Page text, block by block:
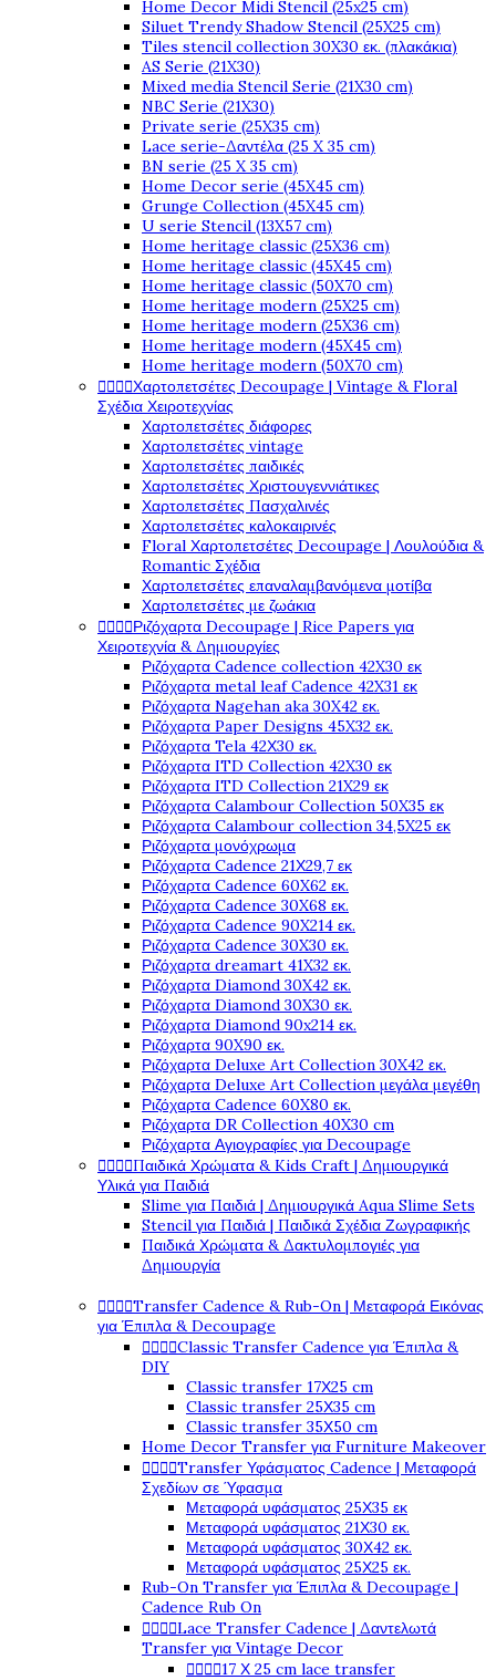
Home Decor Midi Stencil (25x25 cm)
Siluet Trendy Shadow Stencil (25X25 cm)
Tiles stencil collection 30X30 εκ. (πλακάκια)
AS Serie (21X30)
Mixed media Stencil Serie (21X30 cm)
NBC Serie (21X30)
Private serie (25X35 cm)
Lace serie-Δαντέλα (25 X 35 cm)
BN serie (25 X 35 cm)
Home Decor serie (45X45 cm)
Grunge Collection (45X45 cm)
U serie Stencil (13X57 cm)
Home heritage classic (25X36 cm)
Home heritage classic (45X45 cm)
Home heritage classic (50X70 cm)
Home heritage modern (25X25 cm)
Home heritage modern (25X36 cm)
Home heritage modern (45X45 cm)
Home heritage modern (50X70 cm)
Χαρτοπετσέτες Decoupage | Vintage & Floral
Σχέδια Χειροτεχνίας
Χαρτοπετσέτες διάφορες
Χαρτοπετσέτες vintage
Χαρτοπετσέτες παιδικές
Χαρτοπετσέτες Χριστουγεννιάτικες
Χαρτοπετσέτες Πασχαλινές
Χαρτοπετσέτες καλοκαιρινές
Floral Χαρτοπετσέτες Decoupage | Λουλούδια &
Romantic Σχέδια
Χαρτοπετσέτες επαναλαμβανόμενα μοτίβα
Χαρτοπετσέτες με ζωάκια
Ριζόχαρτα Decoupage | Rice Papers για
Χειροτεχνία & Δημιουργίες
Ριζόχαρτα Cadence collection 42X30 εκ
Ριζόχαρτα metal leaf Cadence 42X31 εκ
Ριζόχαρτα Nagehan aka 30X42 εκ.
Ριζόχαρτα Paper Designs 45X32 εκ.
Ριζόχαρτα Tela 42Χ30 εκ.
Ριζόχαρτα ITD Collection 42X30 εκ
Ριζόχαρτα ITD Collection 21X29 εκ
Ριζόχαρτα Calambour Collection 50X35 εκ
Ριζόχαρτα Calambour collection 34,5X25 εκ
Ριζόχαρτα μονόχρωμα
Ριζόχαρτα Cadence 21Χ29,7 εκ
Ριζόχαρτα Cadence 60X62 εκ.
Ριζόχαρτα Cadence 30X68 εκ.
Ριζόχαρτα Cadence 90X214 εκ.
Ριζόχαρτα Cadence 30X30 εκ.
Ριζόχαρτα dreamart 41X32 εκ.
Ριζόχαρτα Diamond 30X42 εκ.
Ριζόχαρτα Diamond 30X30 εκ.
Ριζόχαρτα Diamond 90x214 εκ.
Ριζόχαρτα 90X90 εκ.
Ριζόχαρτα Deluxe Art Collection 30X42 εκ.
Ριζόχαρτα Deluxe Art Collection μεγάλα μεγέθη
Ριζόχαρτα Cadence 60X80 εκ.
Ριζόχαρτα DR Collection 40X30 cm
Ριζόχαρτα Αγιογραφίες για Decoupage
Παιδικά Χρώματα & Kids Craft | Δημιουργικά
Υλικά για Παιδιά
Slime για Παιδιά | Δημιουργικά Aqua Slime Sets
Stencil για Παιδιά | Παιδικά Σχέδια Ζωγραφικής
Παιδικά Χρώματα & Δακτυλομπογιές για
Δημιουργία
Transfer Cadence & Rub-On | Μεταφορά Εικόνας
για Έπιπλα & Decoupage
Classic Transfer Cadence για Έπιπλα &
DIY
Classic transfer 17Χ25 cm
Classic transfer 25Χ35 cm
Classic transfer 35Χ50 cm
Home Decor Transfer για Furniture Makeover
Transfer Υφάσματος Cadence | Μεταφορά
Σχεδίων σε Ύφασμα
Μεταφορά υφάσματος 25Χ35 εκ
Μεταφορά υφάσματος 21Χ30 εκ.
Μεταφορά υφάσματος 30Χ42 εκ.
Μεταφορά υφάσματος 25Χ25 εκ.
Rub-On Transfer για Έπιπλα & Decoupage |
Cadence Rub On
Lace Transfer Cadence | Δαντελωτά
Transfer για Vintage Decor
17 Χ 25 cm lace transfer